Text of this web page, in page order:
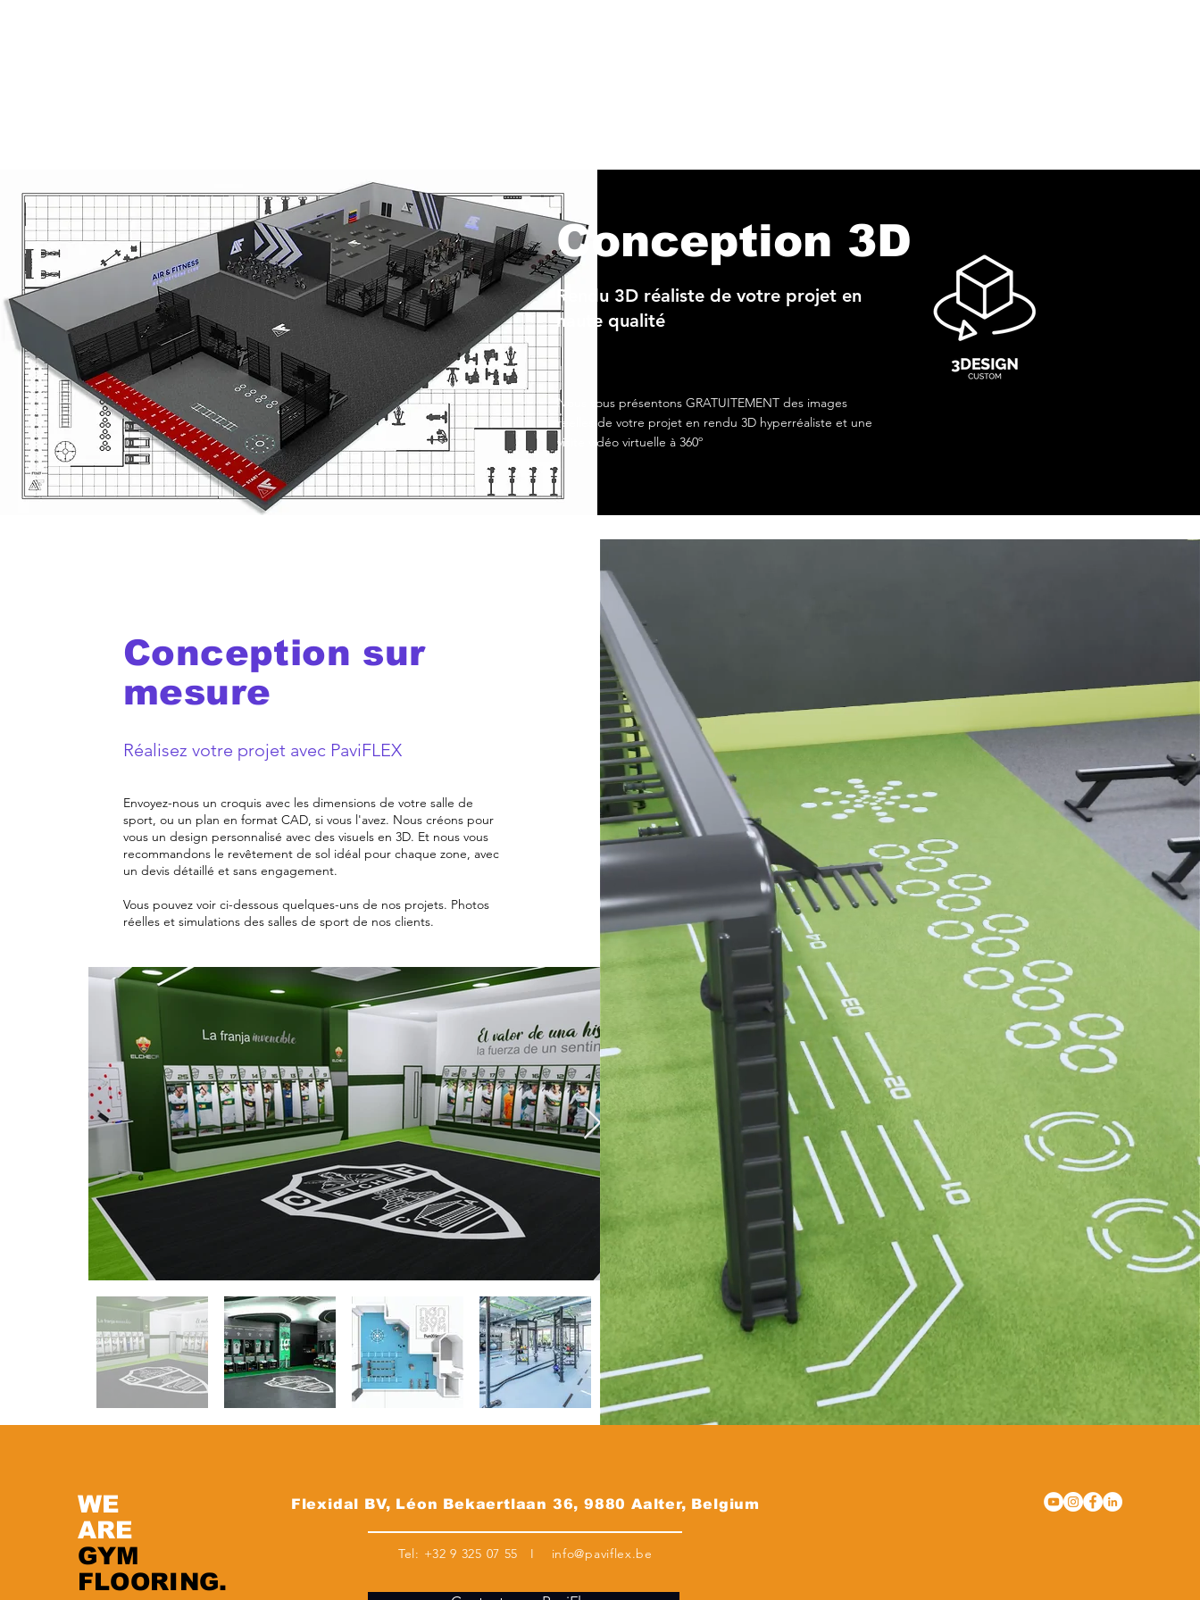
Conception 3D
Rendu 3D réaliste de votre projet en
haute qualité
Nous vous présentons GRATUITEMENT des images
réelles de votre projet en rendu 3D hyperréaliste et une
visite vidéo virtuelle à 360º
Conception sur
mesure
Réalisez votre projet avec PaviFLEX
Envoyez-nous un croquis avec les dimensions de votre salle de
sport, ou un plan en format CAD, si vous l'avez. Nous créons pour
vous un design personnalisé avec des visuels en 3D. Et nous vous
recommandons le revêtement de sol idéal pour chaque zone, avec
un devis détaillé et sans engagement.
​Vous pouvez voir ci-dessous quelques-uns de nos projets. Photos
réelles et simulations des salles de sport de nos clients.
WE
ARE
GYM
FLOORING.
Flexidal BV, Léon Bekaertlaan 36, 9880 Aalter, Belgium
Tel: +32 9 325 07 55 I info@paviflex.be